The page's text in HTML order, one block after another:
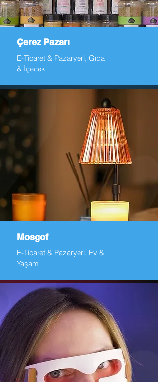
E-Ticaret & Pazaryeri, Gıda
& İçecek
Çerez Pazarı
E-Ticaret & Pazaryeri, Ev &
Yaşam
Mosgof